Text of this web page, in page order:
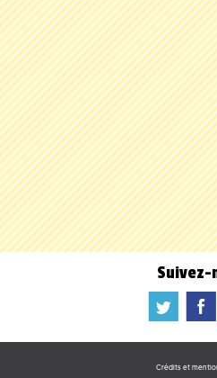
Suivez-
a b
Crédits et